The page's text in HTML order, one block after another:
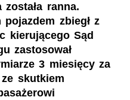
ranna.
zbiegł z
kierującego Sąd
zastosował
3 miesięcy za
skutkiem